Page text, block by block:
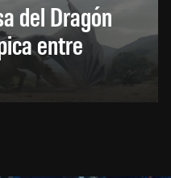
del Dragón
entre